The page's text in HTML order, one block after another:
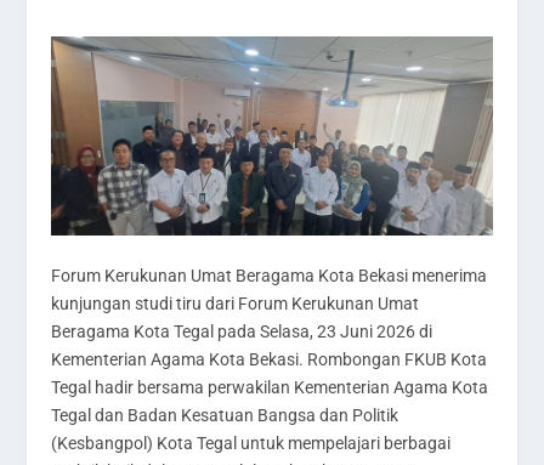
Forum Kerukunan Umat Beragama Kota Bekasi menerima
kunjungan studi tiru dari Forum Kerukunan Umat
Beragama Kota Tegal pada Selasa, 23 Juni 2026 di
Kementerian Agama Kota Bekasi. Rombongan FKUB Kota
Tegal hadir bersama perwakilan Kementerian Agama Kota
Tegal dan Badan Kesatuan Bangsa dan Politik
(Kesbangpol) Kota Tegal untuk mempelajari berbagai